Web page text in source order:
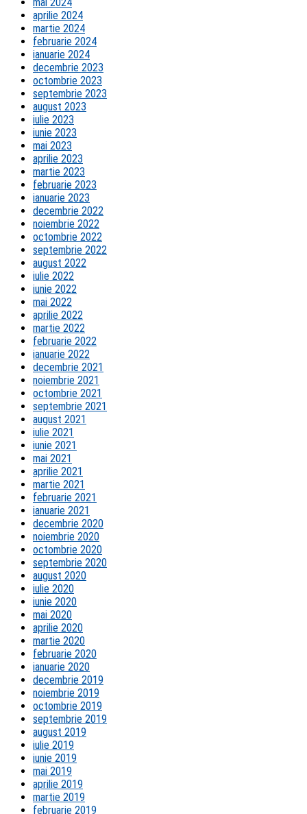
mai 2024
aprilie 2024
martie 2024
februarie 2024
ianuarie 2024
decembrie 2023
octombrie 2023
septembrie 2023
august 2023
iulie 2023
iunie 2023
mai 2023
aprilie 2023
martie 2023
februarie 2023
ianuarie 2023
decembrie 2022
noiembrie 2022
octombrie 2022
septembrie 2022
august 2022
iulie 2022
iunie 2022
mai 2022
aprilie 2022
martie 2022
februarie 2022
ianuarie 2022
decembrie 2021
noiembrie 2021
octombrie 2021
septembrie 2021
august 2021
iulie 2021
iunie 2021
mai 2021
aprilie 2021
martie 2021
februarie 2021
ianuarie 2021
decembrie 2020
noiembrie 2020
octombrie 2020
septembrie 2020
august 2020
iulie 2020
iunie 2020
mai 2020
aprilie 2020
martie 2020
februarie 2020
ianuarie 2020
decembrie 2019
noiembrie 2019
octombrie 2019
septembrie 2019
august 2019
iulie 2019
iunie 2019
mai 2019
aprilie 2019
martie 2019
februarie 2019